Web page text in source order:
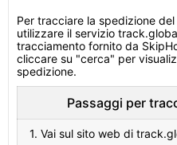
Per tracciare la spedizione
utilizzare il servizio
tracciamento fornito da
cliccare su "cerca" per
spedizione.
Passaggi per
1. Vai sul sito web di